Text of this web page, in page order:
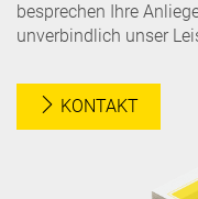
besprechen Ihre
unverbindlich unser
KONTAKT